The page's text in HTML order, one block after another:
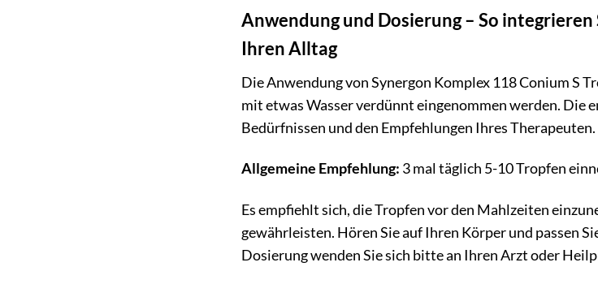
Anwendung und Dosierung – So
Ihren Alltag
Die Anwendung von Synergon Komplex 118 Conium S
mit etwas Wasser verdünnt eingenommen werden.
Bedürfnissen und den Empfehlungen Ihres Therapeuten.
Allgemeine Empfehlung: 3 mal täglich 5-10 Tropfen
Es empfiehlt sich, die Tropfen vor den Mahlzeiten
gewährleisten. Hören Sie auf Ihren Körper und passen
Dosierung wenden Sie sich bitte an Ihren Arzt oder